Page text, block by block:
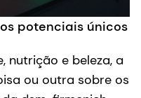
potenciais únicos
nutrição e beleza, a
ou outra sobre os